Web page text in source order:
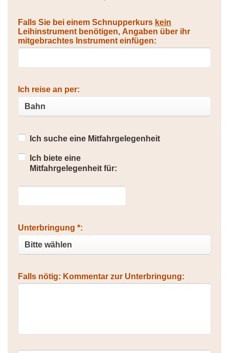
Falls Sie bei einem Schnupperkurs kein
Leihinstrument benötigen, Angaben über ihr
mitgebrachtes Instrument einfügen:
Ich reise an per:
Ich suche eine Mitfahrgelegenheit
Ich biete eine
Mitfahrgelegenheit für:
Unterbringung *:
Falls nötig: Kommentar zur Unterbringung: